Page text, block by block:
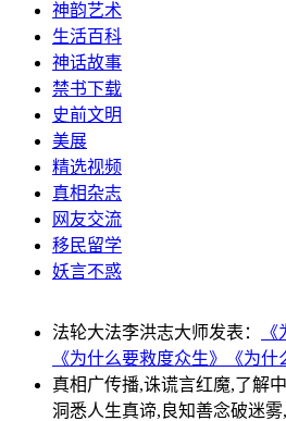
神韵艺术
生活百科
神话故事
禁书下载
史前文明
美展
精选视频
真相杂志
网友交流
移民留学
妖言不惑
法轮大法李洪志大师发表：
《为什么要救度众生》
《为
真相广传播,诛谎言红魔,了解
洞悉人生真谛,良知善念破迷